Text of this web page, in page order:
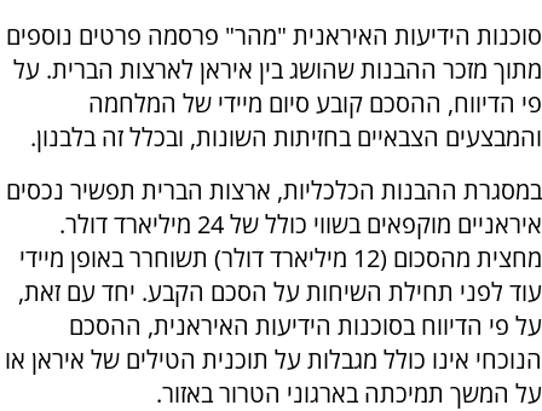
סוכנות הידיעות האיראנית "מהר" פרסמה פרטים נוספים
מתוך מזכר ההבנות שהושג בין איראן לארצות הברית. על
פי הדיווח, ההסכם קובע סיום מיידי של המלחמה
והמבצעים הצבאיים בחזיתות השונות, ובכלל זה בלבנון.
במסגרת ההבנות הכלכליות, ארצות הברית תפשיר נכסים
איראניים מוקפאים בשווי כולל של 24 מיליארד דולר.
מחצית מהסכום (12 מיליארד דולר) תשוחרר באופן מיידי
עוד לפני תחילת השיחות על הסכם הקבע. יחד עם זאת,
על פי הדיווח בסוכנות הידיעות האיראנית, ההסכם
הנוכחי אינו כולל מגבלות על תוכנית הטילים של איראן או
על המשך תמיכתה בארגוני הטרור באזור.